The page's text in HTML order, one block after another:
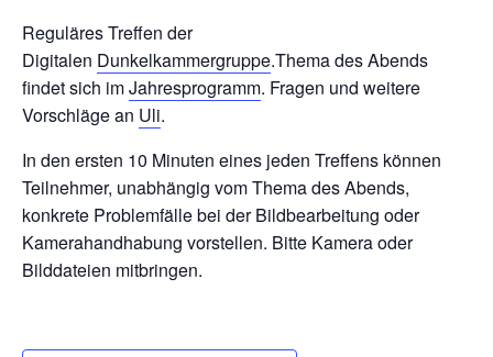
Reguläres Treffen der
Digitalen Dunkelkammergruppe.Thema des Abends
findet sich imJahresprogramm. Fragen und weitere
Vorschläge an Uli.
In den ersten 10 Minuten eines jeden Treffens können
Teilnehmer, unabhängig vom Thema des Abends,
konkrete Problemfälle bei der Bildbearbeitung oder
Kamerahandhabung vorstellen. Bitte Kamera oder
Bilddateien mitbringen.